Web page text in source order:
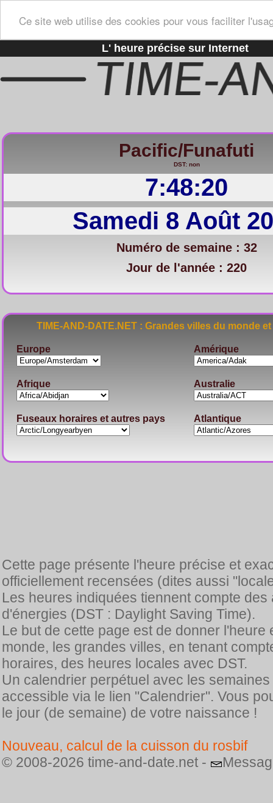
Ce site web utilise des cookies pour vous faciliter
L' heure précise sur Internet
Pacific/Funafuti
DST: non
7:48:21
Samedi 8 Août
Numéro de semaine : 32
Jour de l'année : 220
TIME-AND-DATE.NET : Grandes villes du
Europe Amérique
Afrique Australie
Fuseaux horaires et autres pays Atlantique
Cette page présente l'heure précise et
officiellement recensées (dites aussi
Les heures indiquées tiennent compte
d'énergies (DST : Daylight Saving Time).
Le but de cette page est de donner
monde, les grandes villes, en tenant
horaires, des heures locales avec DST.
Un calendrier perpétuel avec les
accessible via le lien "Calendrier". Vous
le jour (de semaine) de votre naissance !
Nouveau, calcul de la cuisson du rosbif
© 2008-2026 time-and-date.net -